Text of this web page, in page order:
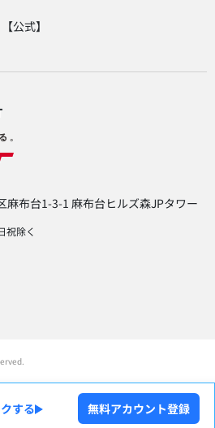
公式】
麻布台1-3-1 麻布台ヒルズ森JPタワー
祝除く
する 無料アカウント登録